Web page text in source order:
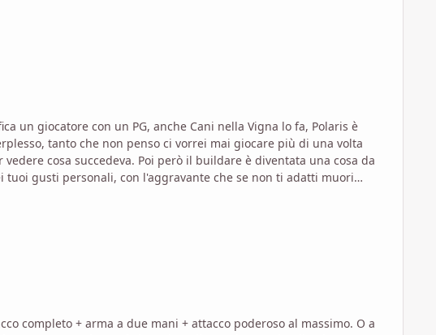
un giocatore con un PG, anche Cani nella Vigna lo fa, Polaris è
tanto che non penso ci vorrei mai giocare più di una volta
gusti personali, con l'aggravante che se non ti adatti muori
tutto ciò che ha a che fare col gioco di ruolo. Ovviamente
+ arma a due mani + attacco poderoso al massimo. O a